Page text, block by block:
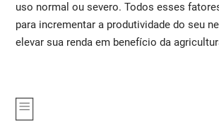
uso normal ou severo. Todos esses
para incrementar a produtividade do seu
elevar sua renda em benefício da